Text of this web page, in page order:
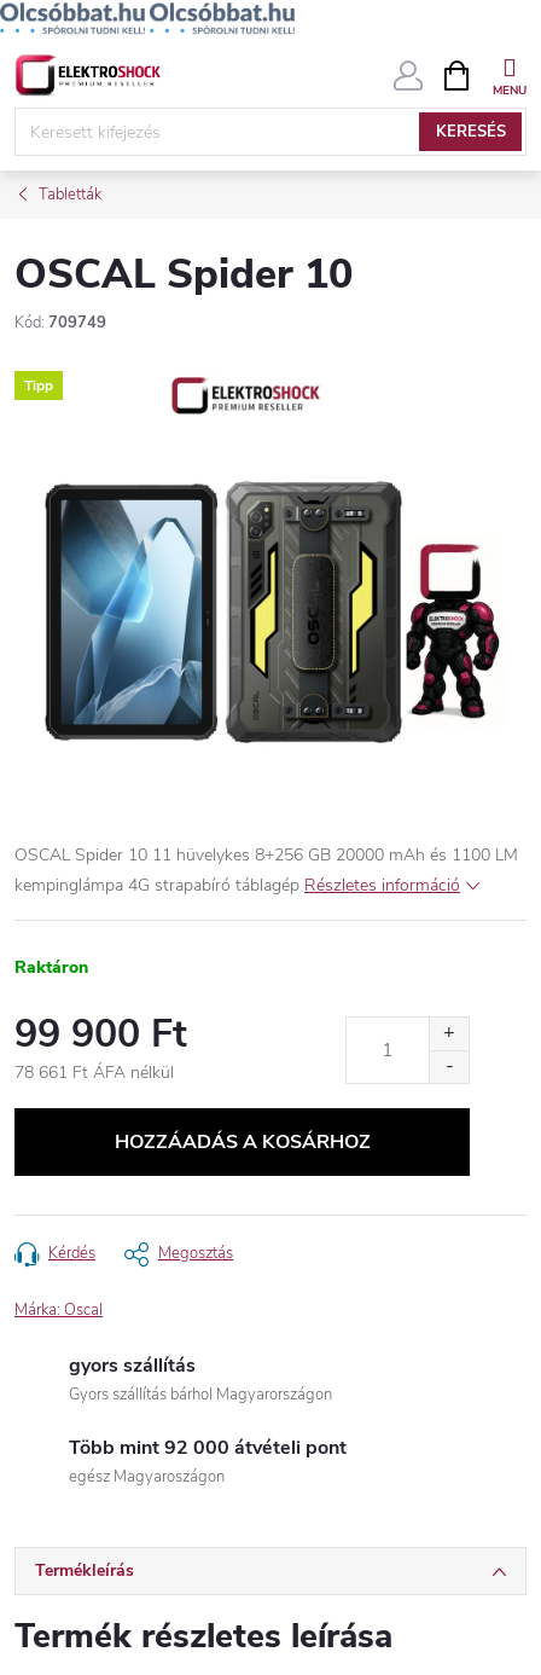
Ugrás
KERESÉS
KOSÁR
Tabletták
OSCAL Spider 10
Kód: 709749
Tipp
OSCAL Spider 10 11 hüvelykes 8+256 GB 20000 mAh és 1100 LM
kempinglámpa 4G strapabíró táblagép Részletes információ
Raktáron
99 900 Ft
78 661 Ft ÁFA nélkül
HOZZÁADÁS A KOSÁRHOZ
Kérdés Megosztás
Márka: Oscal
gyors szállítás
Gyors szállítás bárhol Magyarországon
Több mint 92 000 átvételi pont
egész Magyaroszágon
Termékleírás
Termék részletes leírása